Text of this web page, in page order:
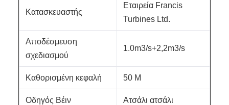
Κατασκευαστής
Εταιρεία Francis
Turbines Ltd.
Αποδέσμευση
σχεδιασμού
1.0m3/s+2,2m3/s
Καθορισμένη κεφαλή 50 M
Οδηγός Βέιν Ατσάλι ατσάλι